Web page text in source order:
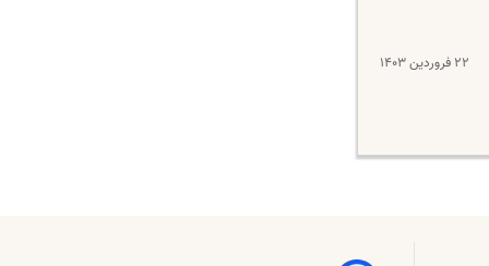
۲۲ فروردین ۱۴۰۳